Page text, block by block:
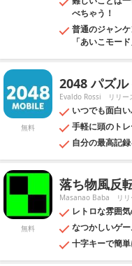
べちゃう！
普通のジャン
「あいこモー
無料
2048 パズル
Evaldo Rossi リリ
いつでも面白
手軽に頭のト
自分の最高記
無料
落ち物風反
Masanao Baba リ
レトロな雰囲
なつかしいゲ
十字キーで簡